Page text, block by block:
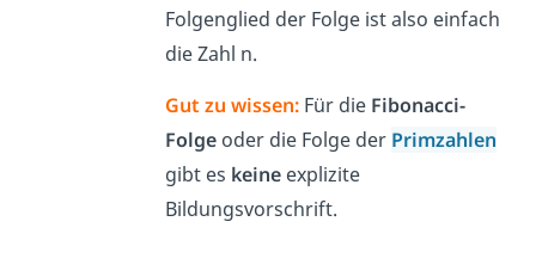
Folgenglied der Folge ist also einfach
die Zahl n.
Gut zu wissen: Für die Fibonacci-
Folge oder die Folge der Primzahlen
gibt es keine explizite
Bildungsvorschrift.